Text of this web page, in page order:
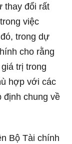
thay đổi rất
việc
trong dự
cho rằng
trị trong
hợp với các
định chung về
Bộ Tài chính